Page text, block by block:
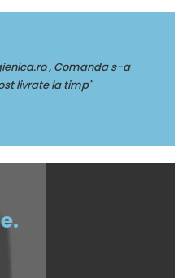
sense pentru profesionalism"